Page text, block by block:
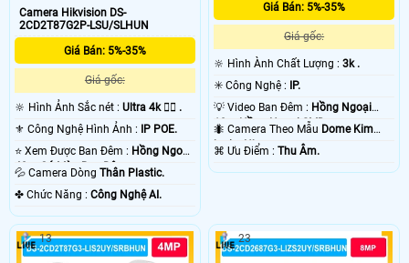
Camera Hikvision DS-
2CD2T87G2P-LSU/SLHUN
Giá Bán: 5%-35%
Giá gốc:
🔆 Hình Ảnh Sắc nét : Ultra 4k 👍🏾 .
⚜️ Công Nghệ Hình Ảnh : IP POE.
⭐ Xem Được Ban Đêm : Hồng Ngoại
40m Có Màu Ban Ðêm.
💦 Camera Dòng Thân Plastic.
️✤ Chức Năng : Công Nghệ AI.
Giá Bán: 5%-35%
Giá gốc:
🔆 Hình Ành Chất Lượng :3k .
✳️ Công Nghệ :
IP.
💡 Video Ban Đêm : Hồng Ngoại
10m Hồng Ngoại SMD.
🐜 Camera Theo Mẫu Dome Kim
loại + Nhựa. ️⌘ Ưu Điểm :Thu Âm.
13 23